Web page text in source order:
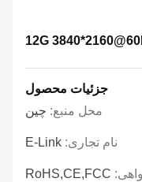
جزئیات محصول
محل منبع: چین
نام تجاری: E-Link
RoHS,CE,FCC